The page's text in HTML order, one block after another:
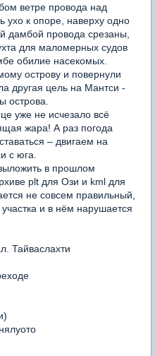
ветре провода над
ухо к опоре, наверху одно
дамбой провода срезаны,
для маломерных судов
обилие насекомых.
острову и повернули
другая цель на Мантси -
острова.
уже не исчезало всё
жара! А раз погода
– двигаем на
с юга.
в прошлом
plt для Ози и kml для
не совсем правильный,
и в нём нарушается
Тайваслахти